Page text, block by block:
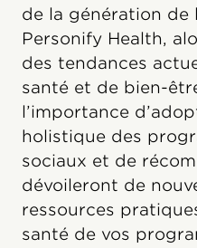
de la génération de
Personify Health,
des tendances
santé et de bien-
l’importance
holistique des
sociaux et de
dévoileront de
ressources
santé de vos